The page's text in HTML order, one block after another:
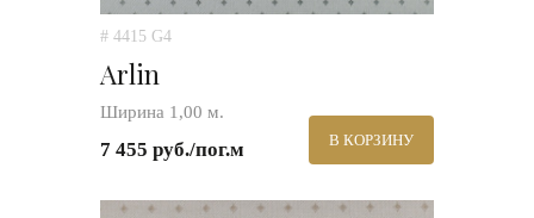
# 4415 G4
Arlin
Ширина 1,00 м.
7 455 руб./пог.м В КОРЗИНУ